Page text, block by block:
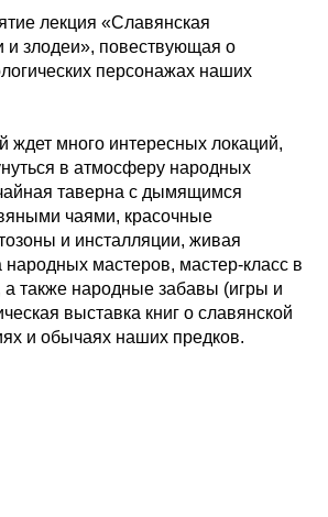
лекция «Славянская
и злодеи», повествующая о
персонажах наших
ждет много интересных локаций,
в атмосферу народных
таверна с дымящимся
чаями, красочные
и инсталляции, живая
народных мастеров, мастер-класс в
а также народные забавы (игры и
выставка книг о славянской
и обычаях наших предков.